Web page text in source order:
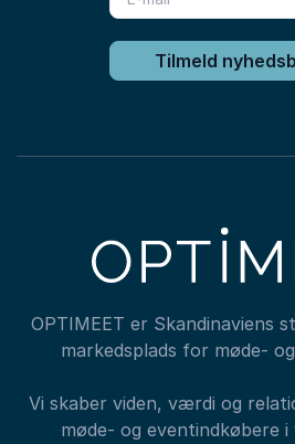
Tilmeld
OPTIMEET er Skandinaviens
markedsplads for møde-
Vi skaber viden, værdi og
møde- og eventindkøbere i